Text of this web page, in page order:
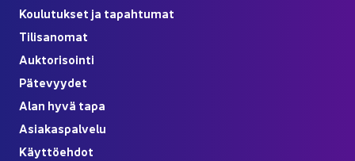
Kou­lu­tuk­set ja ta­pah­tu­mat
Ti­li­sa­no­mat
Auk­to­ri­soin­ti
Pä­te­vyy­det
Alan hyvä tapa
Asia­kas­pal­ve­lu
Käyt­tö­eh­dot